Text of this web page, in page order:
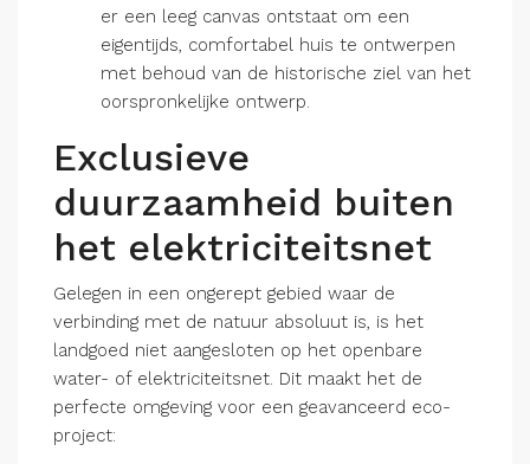
er een leeg canvas ontstaat om een
eigentijds, comfortabel huis te ontwerpen
met behoud van de historische ziel van het
oorspronkelijke ontwerp.
Exclusieve
duurzaamheid buiten
het elektriciteitsnet
Gelegen in een ongerept gebied waar de
verbinding met de natuur absoluut is, is het
landgoed niet aangesloten op het openbare
water- of elektriciteitsnet. Dit maakt het de
perfecte omgeving voor een geavanceerd eco-
project: